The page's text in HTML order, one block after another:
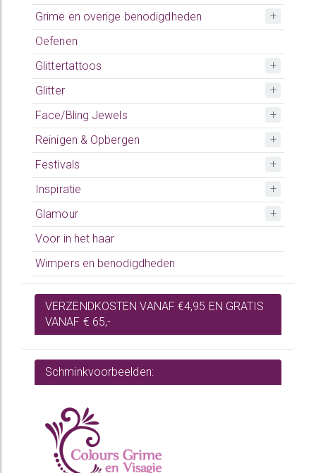
Grime en overige benodigdheden
Oefenen
Glittertattoos
Glitter
Face/Bling Jewels
Reinigen & Opbergen
Festivals
Inspiratie
Glamour
Voor in het haar
Wimpers en benodigdheden
VERZENDKOSTEN VANAF €4,95 EN GRATIS
VANAF € 65,-
Schminkvoorbeelden: